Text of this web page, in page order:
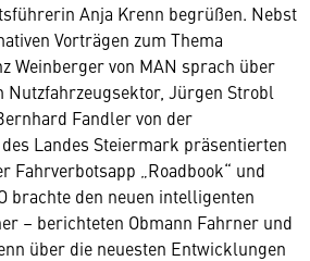
Anja Krenn begrüßen. Nebst
Vorträgen zum Thema
Weinberger von MAN sprach über
Jürgen Strobl
Fandler von der
Landes Steiermark präsentierten
Fahrverbotsapp „Roadbook“ und
brachte den neuen intelligenten
– berichteten Obmann Fahrner und
über die neuesten Entwicklungen